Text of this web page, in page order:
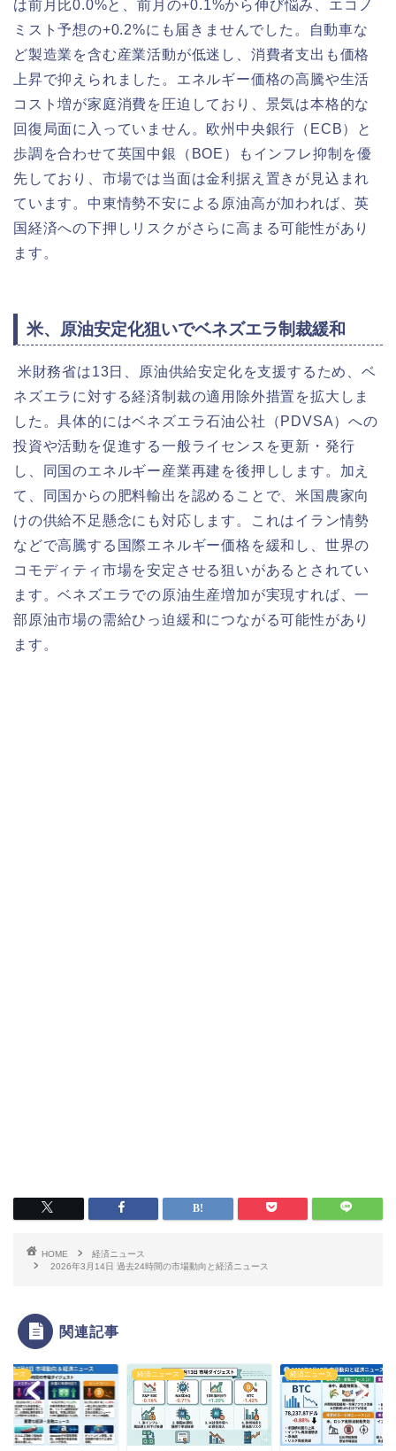
は前月比0.0%と、前月の+0.1%から伸び悩み、エコノ
ミスト予想の+0.2%にも届きませんでした。自動車な
ど製造業を含む産業活動が低迷し、消費者支出も価格
上昇で抑えられました。エネルギー価格の高騰や生活
コスト増が家庭消費を圧迫しており、景気は本格的な
回復局面に入っていません。欧州中央銀行（ECB）と
歩調を合わせて英国中銀（BOE）もインフレ抑制を優
先しており、市場では当面は金利据え置きが見込まれ
ています。中東情勢不安による原油高が加われば、英
国経済への下押しリスクがさらに高まる可能性があり
ます。
米、原油安定化狙いでベネズエラ制裁緩和
米財務省は13日、原油供給安定化を支援するため、ベ
ネズエラに対する経済制裁の適用除外措置を拡大しま
した。具体的にはベネズエラ石油公社（PDVSA）への
投資や活動を促進する一般ライセンスを更新・発行
し、同国のエネルギー産業再建を後押しします。加え
て、同国からの肥料輸出を認めることで、米国農家向
けの供給不足懸念にも対応します。これはイラン情勢
などで高騰する国際エネルギー価格を緩和し、世界の
コモディティ市場を安定させる狙いがあるとされてい
ます。ベネズエラでの原油生産増加が実現すれば、一
部原油市場の需給ひっ迫緩和につながる可能性があり
ます。
HOME
経済ニュース
2026年3月14日 過去24時間の市場動向と経済ニュース
関連記事
ュース 経済ニュース 経済ニュース